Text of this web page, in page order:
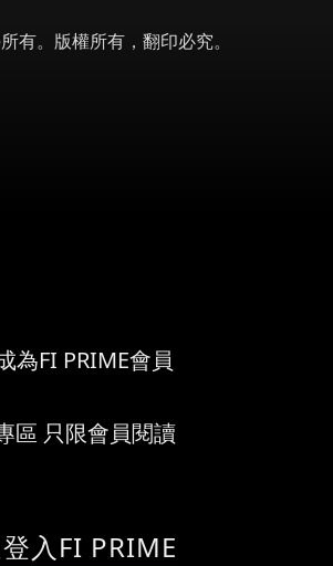
。版權所有，翻印必究。
為FI PRIME會員
區 只限會員閱讀
入FI PRIME